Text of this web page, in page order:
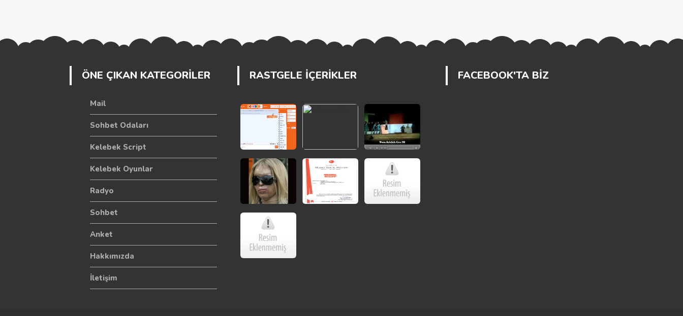
ÖNE ÇIKAN KATEGORİLER
Mail
Sohbet Odaları
Kelebek Script
Kelebek Oyunlar
Radyo
Sohbet
Anket
Hakkımızda
İletişim
RASTGELE İÇERİKLER FACEBOOK'TA BİZ